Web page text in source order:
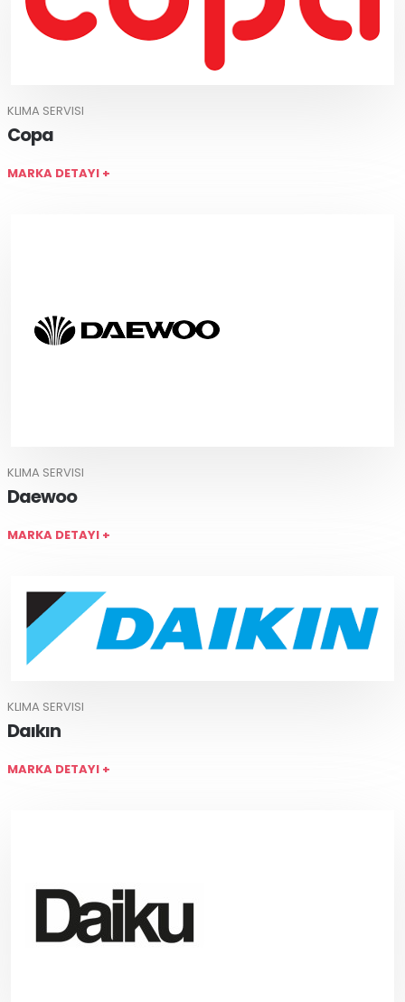
KLIMA SERVISI
Copa
MARKA DETAYI +
KLIMA SERVISI
Daewoo
MARKA DETAYI +
KLIMA SERVISI
Daıkın
MARKA DETAYI +